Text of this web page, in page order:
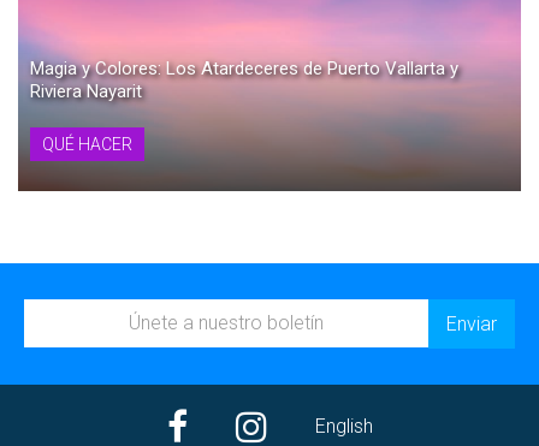
Magia y Colores: Los Atardeceres de Puerto Vallarta y
Riviera Nayarit
QUÉ HACER
English